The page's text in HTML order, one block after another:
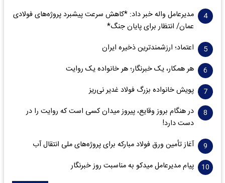
مدیرعامل واله خبر داد: *کاهش سرعت پیشبرد پروژه‌های فولادی
عمان/ انتظار برای پایان جنگ*
اعتماد؛ ارزشمندترین ذخیره ایران
هر همکار، یک خبرنگار؛ هر خانواده یک روایت
پویش خانواده بزرگ فولاد غدیر نی‌ریز
در هنگام بروز وقایع، پیروز میدان کسی است که روایت را در
دست دارد!
آغاز تأمین ورق فولاد مبارکه برای پروژه‌های ملی انتقال آب
پیام مدیرعامل میدکو به مناسبت روز خبرنگار